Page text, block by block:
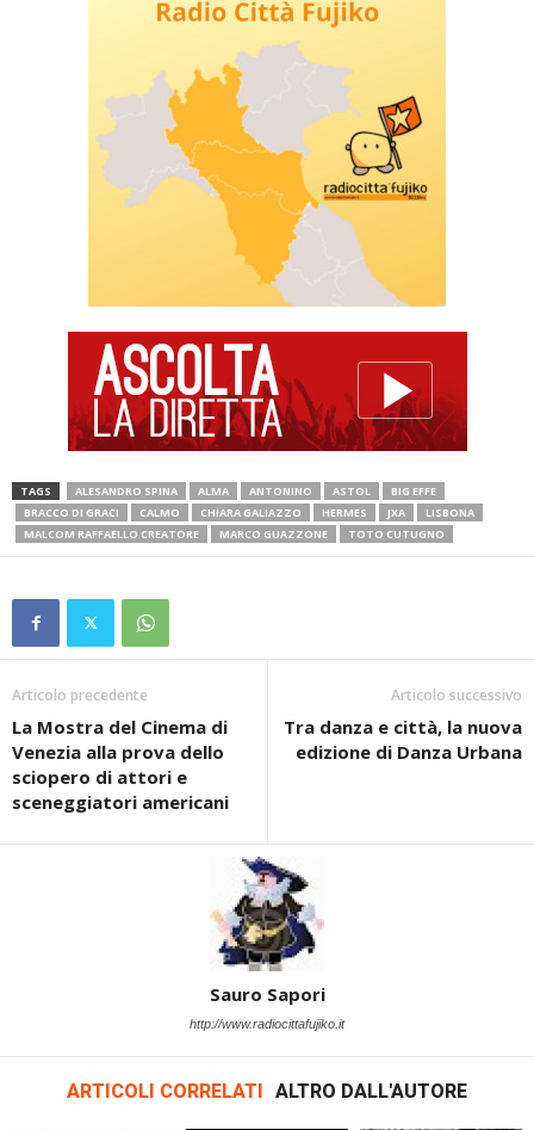
TAGS ALESANDRO SPINA ALMA ANTONINO ASTOL
BIG EFFE
BRACCO DI GRACI
CALMO CHIARA GALIAZZO HERMES JXA
LISBONA
MALCOM RAFFAELLO CREATORE
MARCO GUAZZONE TOTO CUTUGNO
Articolo precedente
La Mostra del Cinema di
Venezia alla prova dello
sciopero di attori e
sceneggiatori americani
Articolo successivo
Tra danza e città, la nuova
edizione di Danza Urbana
Sauro Sapori
http://www.radiocittafujiko.it
ARTICOLI CORRELATI ALTRO DALL'AUTORE